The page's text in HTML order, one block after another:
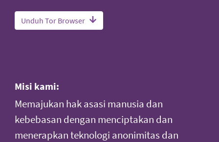
Unduh Tor Browser
Misi kami:
Memajukan hak asasi manusia dan
kebebasan dengan menciptakan dan
menerapkan teknologi anonimitas dan